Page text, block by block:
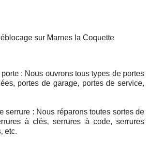
sur Marnes la Coquette
: Nous ouvrons tous types de portes
portes de garage, portes de service,
serrure : Nous réparons toutes sortes de
à clés, serrures à code, serrures
etc.